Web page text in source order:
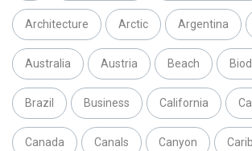
Architecture Arctic Argentina
Australia Austria Beach
Brazil Business California
Canada Canals Canyon